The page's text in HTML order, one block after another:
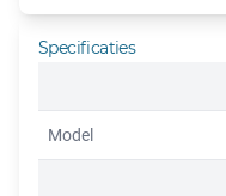
Specificaties
Model